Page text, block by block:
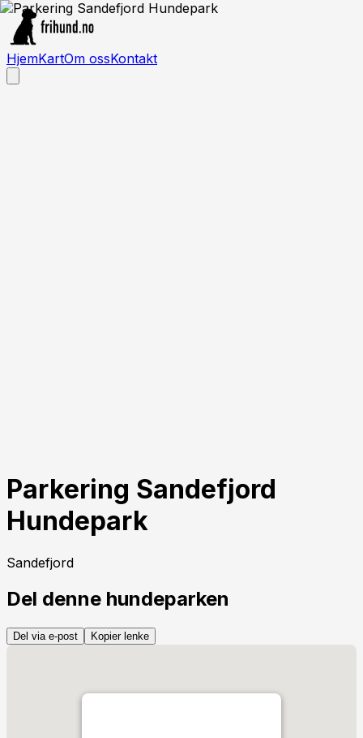
HjemKartOm ossKontakt
Parkering Sandefjord
Hundepark
Sandefjord
Del denne hundeparken
Del via e-post Kopier lenke